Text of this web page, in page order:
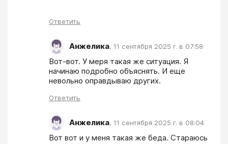
Ответить
Анжелика, 11 сентября 2025 г. в 07:58
Вот-вот. У меря такая же ситуация. Я
начинаю подробно объяснять. И еще
невольно оправдываю других.
Ответить
Анжелика, 11 сентября 2025 г. в 08:04
Вот вот и у меня такая же беда. Стараюсь